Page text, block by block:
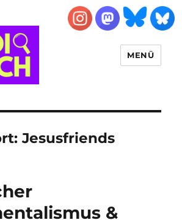
MENÜ
Jesusfriends
&